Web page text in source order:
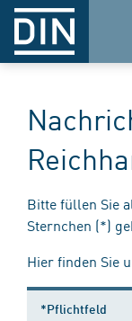
Bitte füllen Sie
Sternchen (*)
Hier finden Sie
*Pflichtfeld